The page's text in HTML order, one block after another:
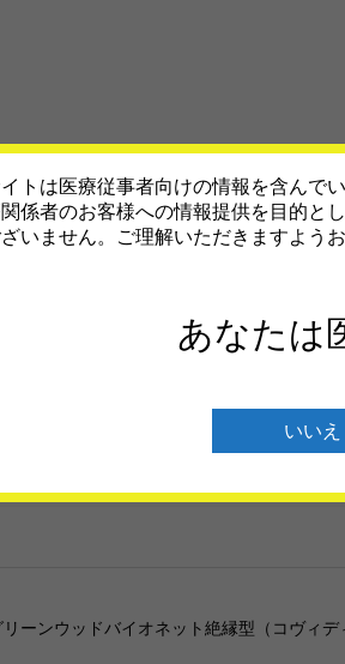
続ケーブルが必要となります。
ーンウッドバイオネット絶縁型（コヴィデ
トは医療従事者向けの情報を含んでい
係者のお客様への情報提供を目的と
いません。ご理解いただきますよう
あなたは
いいえ